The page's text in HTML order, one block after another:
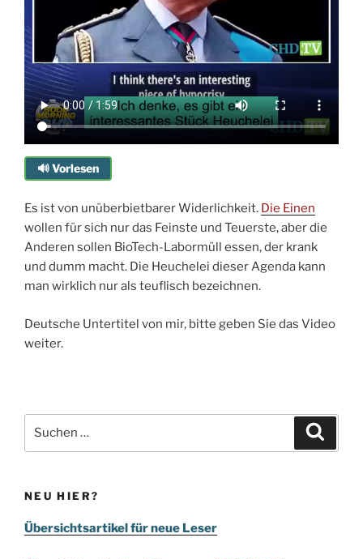
🔊 Vorlesen
Es ist von unüberbietbarer Widerlichkeit. Die Einen
wollen für sich nur das Feinste und Teuerste, aber die
Anderen sollen BioTech-Labormüll essen, der krank
und dumm macht. Die Heuchelei dieser Agenda kann
man wirklich nur als teuflisch bezeichnen.
Deutsche Untertitel von mir, bitte geben Sie das Video
weiter.
nach:
NEU HIER?
Übersichtsartikel für neue Leser